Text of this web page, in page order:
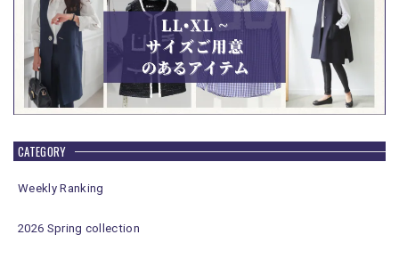
CATEGORY
Weekly Ranking
2026 Spring collection